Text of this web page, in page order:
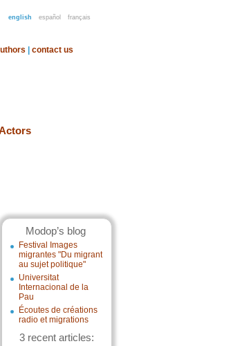
english español français
contact us
Modop’s blog
Festival Images
migrantes "Du migrant
au sujet politique"
Universitat
Internacional de la
Pau
Écoutes de créations
radio et migrations
3 recent articles: